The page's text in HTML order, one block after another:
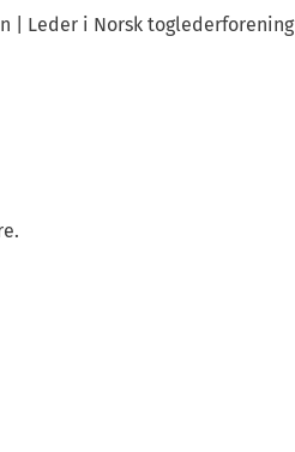
| Leder i Norsk toglederforening